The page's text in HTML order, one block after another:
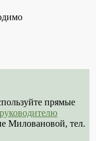
прямые
руководителю
Миловановой, тел.